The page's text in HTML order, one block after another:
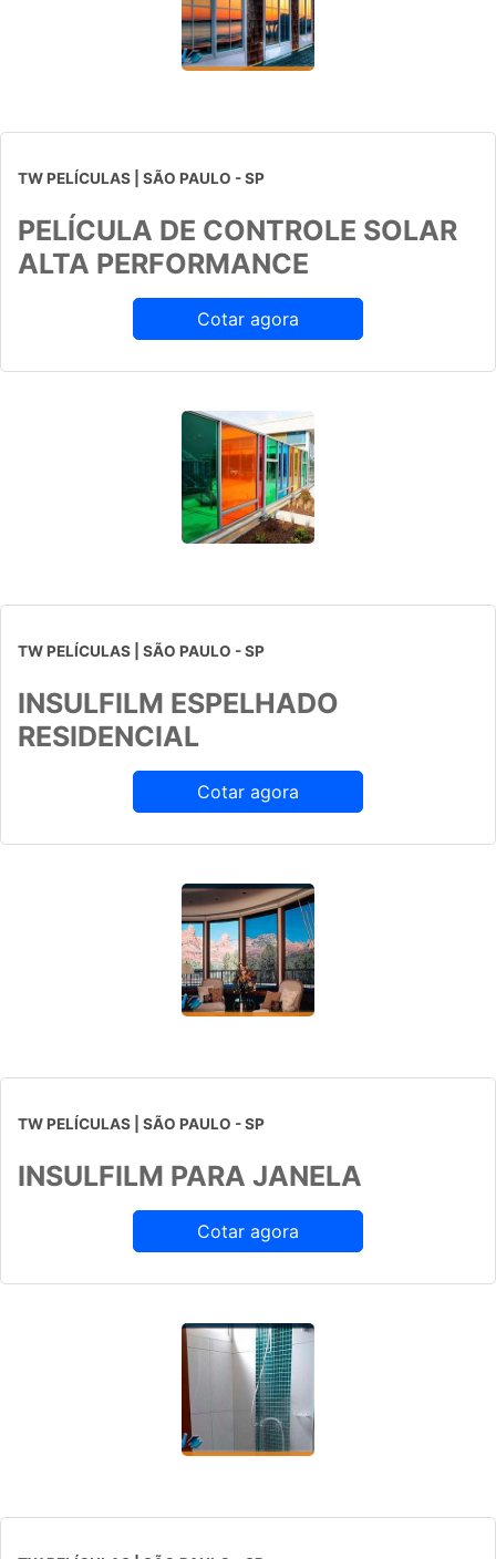
TW PELÍCULAS | SÃO PAULO - SP
PELÍCULA DE CONTROLE SOLAR
ALTA PERFORMANCE
Cotar agora
TW PELÍCULAS | SÃO PAULO - SP
INSULFILM ESPELHADO
RESIDENCIAL
Cotar agora
TW PELÍCULAS | SÃO PAULO - SP
INSULFILM PARA JANELA
Cotar agora